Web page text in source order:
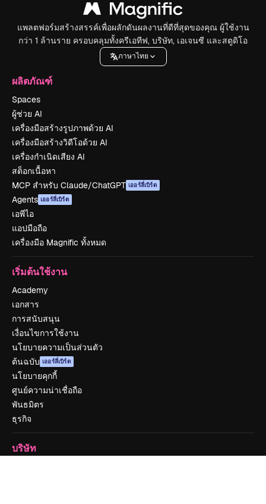
แพลตฟอร์มสร้างสรรค์เพื่อผลักดันผลงานที่ดีที่สุดของคุณ ผู้ใช้งาน
กว่า 1 ล้านราย ครอบคลุมทั้งครีเอทีฟ, บริษัท, เอเจนซี และสตูดิโอ
ภาษาไทย
ผลิตภัณฑ์
Spaces
ผู้ช่วย AI
เครื่องมือสร้างรูปภาพด้วย AI
เครื่องมือสร้างวิดีโอด้วย AI
เครื่องกำเนิดเสียง AI
สต็อกเนื้อหา
MCP สำหรับ Claude/ChatGPT เออร์ลี่เบิร์ด
Agents เออร์ลี่เบิร์ด
เอพีไอ
แอปมือถือ
เครื่องมือ Magnific ทั้งหมด
เริ่มต้นใช้งาน
Academy
เอกสาร
การสนับสนุน
เงื่อนไขการใช้งาน
นโยบายความเป็นส่วนตัว
ต้นฉบับ เออร์ลี่เบิร์ด
นโยบายคุกกี้
ศูนย์ความน่าเชื่อถือ
พันธมิตร
ธุรกิจ
บริษัท